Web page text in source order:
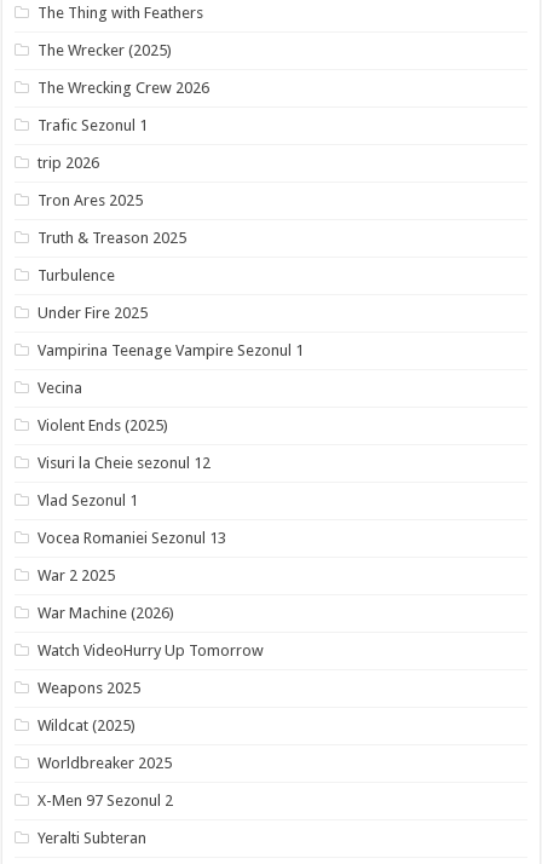
The Thing with Feathers
The Wrecker (2025)
The Wrecking Crew 2026
Trafic Sezonul 1
trip 2026
Tron Ares 2025
Truth & Treason 2025
Turbulence
Under Fire 2025
Vampirina Teenage Vampire Sezonul 1
Vecina
Violent Ends (2025)
Visuri la Cheie sezonul 12
Vlad Sezonul 1
Vocea Romaniei Sezonul 13
War 2 2025
War Machine (2026)
Watch VideoHurry Up Tomorrow
Weapons 2025
Wildcat (2025)
Worldbreaker 2025
X-Men 97 Sezonul 2
Yeralti Subteran